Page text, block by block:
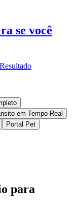
se você
em Tempo Real
Portal Pet
para